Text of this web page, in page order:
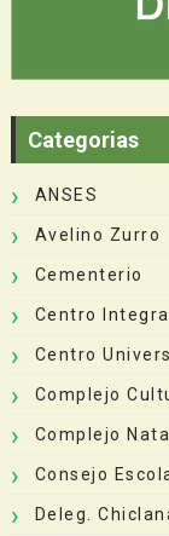
Categorias
ANSES
Avelino Zurro
Cementerio
Centro
Centro
Complejo
Complejo
Consejo
Deleg.